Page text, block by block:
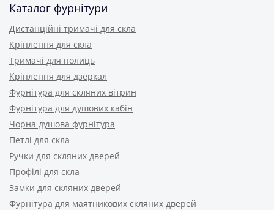
Каталог фурнітури
Дистанційні тримачі для скла
Кріплення для скла
Тримачі для полиць
Кріплення для дзеркал
Фурнітура для скляних вітрин
Фурнітура для душових кабін
Чорна душова фурнітура
Петлі для скла
Ручки для скляних дверей
Профілі для скла
Замки для скляних дверей
Фурнітура для маятникових скляних дверей